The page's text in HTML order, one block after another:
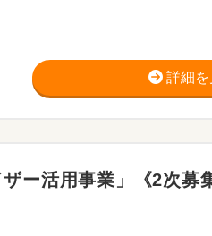
詳細を
ー活用事業」《2次募